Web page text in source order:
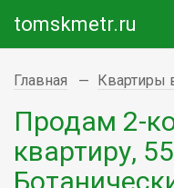
tomskmetr.ru
Главная Квартиры
Продам 2-
квартиру,